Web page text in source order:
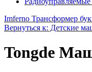
Imferno Трансформер
Вернуться к: Детские
Tongde